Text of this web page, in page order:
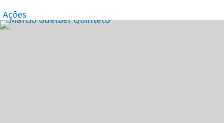
Ações
Destaques